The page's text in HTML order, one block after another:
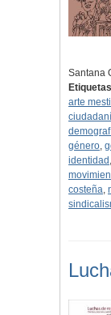
Santana
arte
género,
identidad ,
costeña,